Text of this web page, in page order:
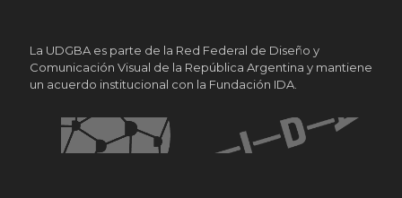
La UDGBA es parte de la Red Federal de Diseño y
Comunicación Visual de la República Argentina y mantiene
un acuerdo institucional con la Fundación IDA.